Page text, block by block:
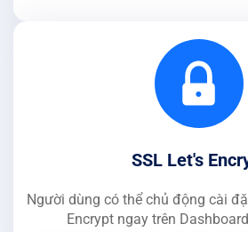
SSL Let's
Người dùng có thể chủ động cài
Encrypt ngay trên